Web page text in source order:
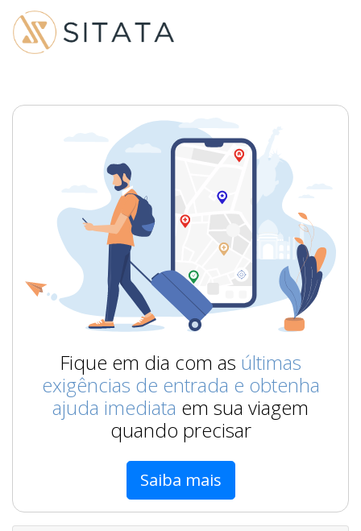
Fique em dia com as últimas
exigências de entrada e obtenha
ajuda imediata em sua viagem
quando precisar
Saiba mais